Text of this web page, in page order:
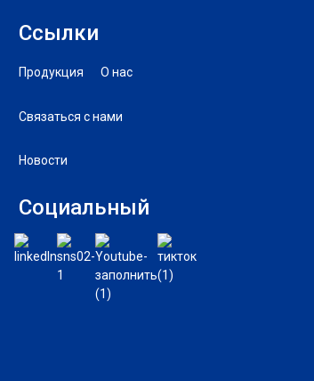
Ссылки
Продукция О нас
Связаться с нами
Новости
Социальный